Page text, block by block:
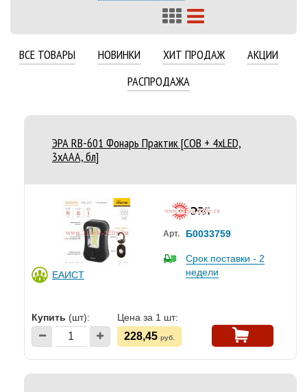
ВСЕ ТОВАРЫ НОВИНКИ ХИТ ПРОДАЖ
АКЦИИ
РАСПРОДАЖА
ЭРА RB-601 Фонарь Практик [COB + 4xLED,
3xAAA, бл]
ЕАИСТ
Арт. Б0033759
Срок поставки - 2
недели
Купить (шт): Цена за 1 шт:
228,45 руб.